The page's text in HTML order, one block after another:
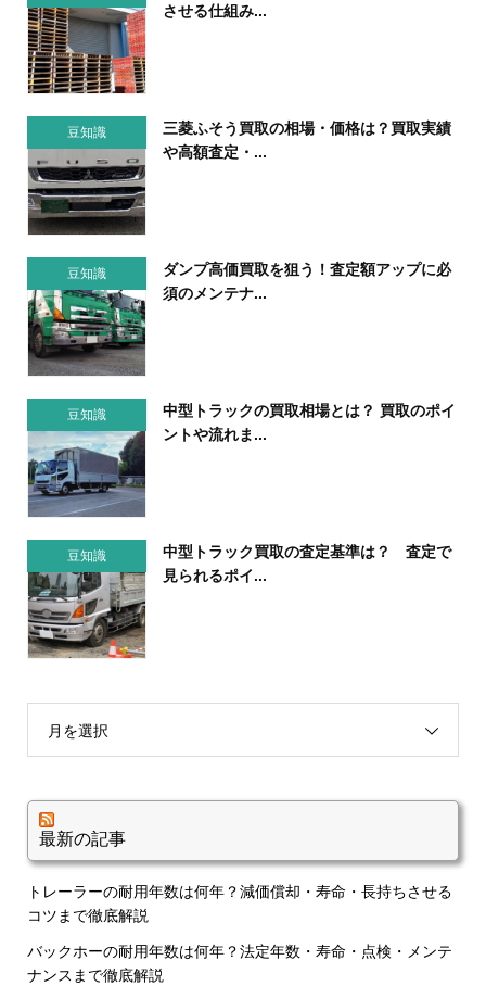
させる仕組み...
豆知識
三菱ふそう買取の相場・価格は？買取実績
や高額査定・...
豆知識
ダンプ高価買取を狙う！査定額アップに必
須のメンテナ...
豆知識
中型トラックの買取相場とは？ 買取のポイ
ントや流れま...
豆知識
中型トラック買取の査定基準は？ 査定で
見られるポイ...
月を選択
最新の記事
トレーラーの耐用年数は何年？減価償却・寿命・長持ちさせる
コツまで徹底解説
バックホーの耐用年数は何年？法定年数・寿命・点検・メンテ
ナンスまで徹底解説